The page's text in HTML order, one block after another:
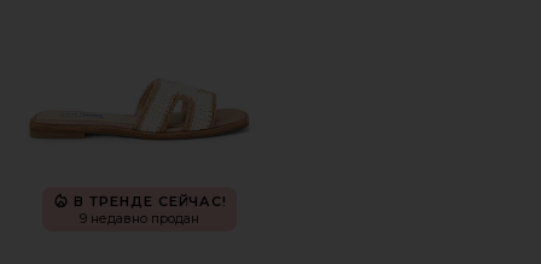
В ТРЕНДЕ СЕЙЧАС!
9 недавно продан